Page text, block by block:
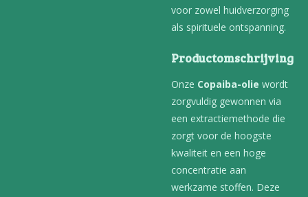
voor zowel huidverzorging
als spirituele ontspanning.
Productomschrijving
Onze Copaiba-olie wordt
zorgvuldig gewonnen via
een extractiemethode die
zorgt voor de hoogste
kwaliteit en een hoge
concentratie aan
werkzame stoffen. Deze